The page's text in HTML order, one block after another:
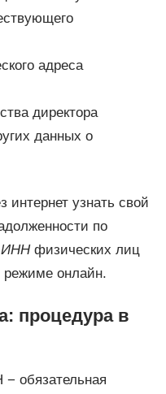
адреса
директора
данных о
интернет узнать свой
по
ИННфизических лиц
режиме онлайн.
процедура в
− обязательная